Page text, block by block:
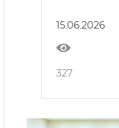
15.06.2026
327